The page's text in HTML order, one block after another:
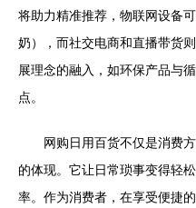
将助力精准推荐，物联网设备
奶），而社交电商和直播带货
展理念的融入，如环保产品与
点。
网购日用百货不仅是消费
的体现。它让日常琐事变得轻
率。作为消费者，在享受便捷